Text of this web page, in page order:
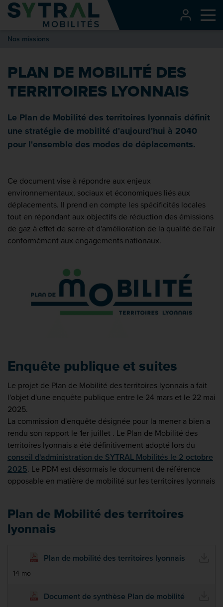
Contenu
Entête de page
Nos missions
PLAN DE MOBILITÉ DES
TERRITOIRES LYONNAIS
Le Plan de Mobilité des territoires lyonnais définit
une stratégie de mobilité d'aujourd'hui à 2040
pour l'ensemble des modes de déplacements.
Ce document vise à répondre aux enjeux
environnementaux, sociaux et économiques liés aux
déplacements. Il prend en compte les spécificités locales
tout en répondant aux objectifs de réduction des émissions
de gaz à effet de serre et d'amélioration de la qualité de l'air
conformément aux engagements nationaux.
Enquête publique et suites
Le projet de Plan de Mobilité des territoires lyonnais a fait
l'objet d'une enquête publique entre le 24 mars et le 22 mai
2025.
La commission d'enquête désignée pour la mener a bien a
rendu son rapport le 1er juillet . Le Plan de Mobilité des
territoires lyonnais a été définitivement adopté lors du
conseil d'administration de SYTRAL Mobilités le 2 octobre
2025. Le PDM est désormais le document de référence
opposable en matière de mobilité sur les territoires lyonnais
Plan de Mobilité des territoires
lyonnais
Plan de mobilité des territoires lyonnais
14 mo
Document de synthèse Plan de mobilité